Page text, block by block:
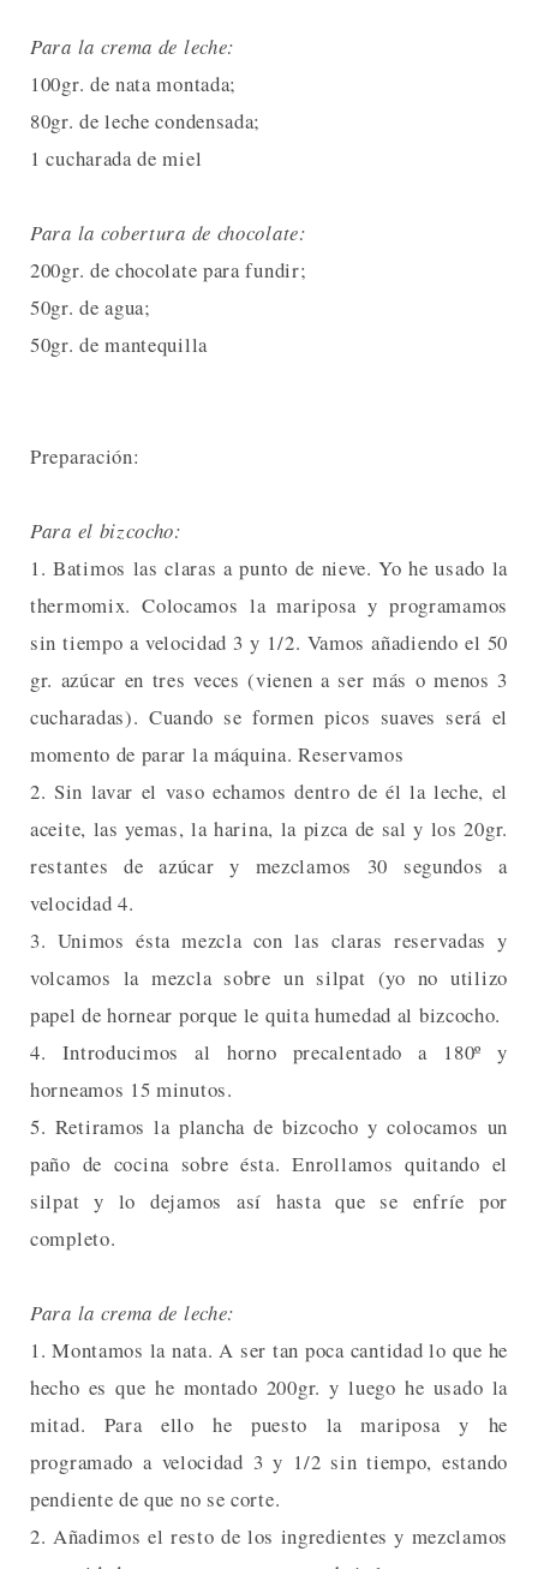
Para la crema de leche:
100gr. de nata montada;
80gr. de leche condensada;
1 cucharada de miel
Para la cobertura de chocolate:
200gr. de chocolate para fundir;
50gr. de agua;
50gr. de mantequilla
Preparación:
Para el bizcocho:
1. Batimos las claras a punto de nieve. Yo he usado la
thermomix. Colocamos la mariposa y programamos
sin tiempo a velocidad 3 y 1/2. Vamos añadiendo el 50
gr. azúcar en tres veces (vienen a ser más o menos 3
cucharadas). Cuando se formen picos suaves será el
momento de parar la máquina. Reservamos
2. Sin lavar el vaso echamos dentro de él la leche, el
aceite, las yemas, la harina, la pizca de sal y los 20gr.
restantes de azúcar y mezclamos 30 segundos a
velocidad 4.
3. Unimos ésta mezcla con las claras reservadas y
volcamos la mezcla sobre un silpat (yo no utilizo
papel de hornear porque le quita humedad al bizcocho.
4. Introducimos al horno precalentado a 180º y
horneamos 15 minutos.
5. Retiramos la plancha de bizcocho y colocamos un
paño de cocina sobre ésta. Enrollamos quitando el
silpat y lo dejamos así hasta que se enfríe por
completo.
Para la crema de leche:
1. Montamos la nata. A ser tan poca cantidad lo que he
hecho es que he montado 200gr. y luego he usado la
mitad. Para ello he puesto la mariposa y he
programado a velocidad 3 y 1/2 sin tiempo, estando
pendiente de que no se corte.
2. Añadimos el resto de los ingredientes y mezclamos